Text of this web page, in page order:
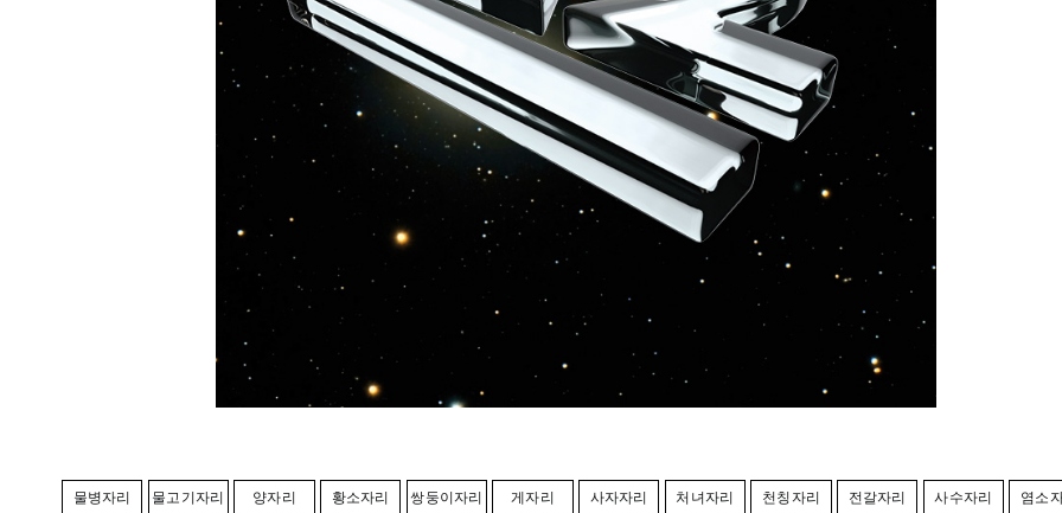
물병자리 물고기자리 양자리 황소자리 쌍둥이자리 게자리 사자자리 처녀자리 천칭자리 전갈자리 사수자리 염소